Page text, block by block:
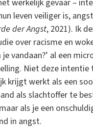
werkelijk gevaar –
leven veiliger is,
der Angst, 2021). Ik
over racisme en
vandaan?’ al een
Niet deze
krijgt werkt als een
als slachtoffer te
als je een
in angst.